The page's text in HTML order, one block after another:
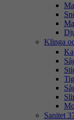
Klinga
Sanitet